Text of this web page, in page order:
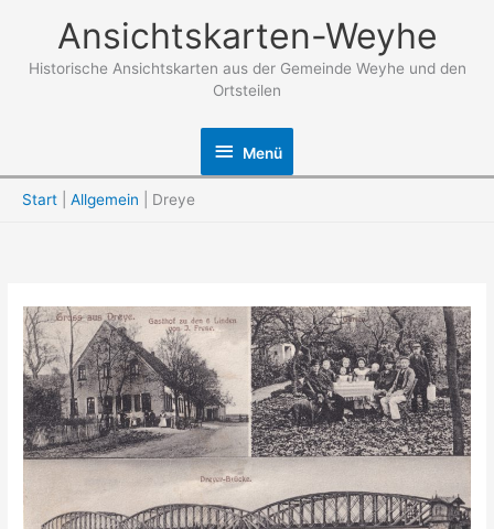
springen
Ansichtskarten-Weyhe
Historische Ansichtskarten aus der Gemeinde Weyhe und den
Ortsteilen
Menü
Menü
Start Allgemein Dreye